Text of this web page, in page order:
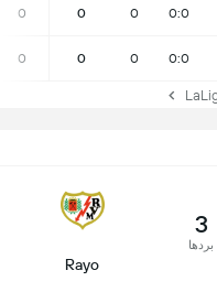
0:0
0
0
0
0:0
0
0
0
3
بردها
Rayo